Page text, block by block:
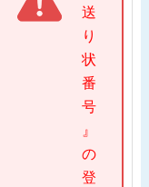
送
り
状
番
号
』
の
登